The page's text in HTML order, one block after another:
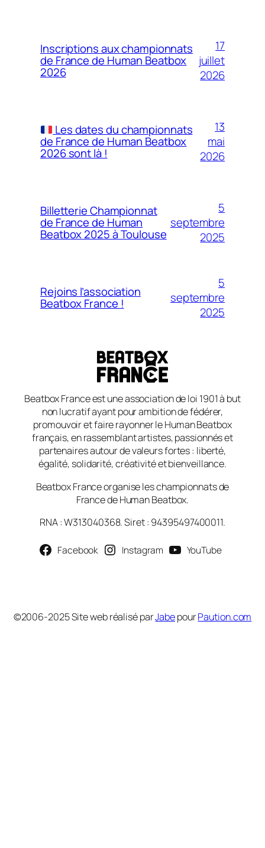
Inscriptions aux championnats
de France de Human Beatbox
2026
17
juillet
2026
Les dates du championnats
de France de Human Beatbox
2026 sont là !
13
mai
2026
Billetterie Championnat
de France de Human
Beatbox 2025 à Toulouse
5
septembre
2025
Rejoins l’association
Beatbox France !
5
septembre
2025
Beatbox France est une association de loi 1901 à but
non lucratif ayant pour ambition de fédérer,
promouvoir et faire rayonner le Human Beatbox
français, en rassemblant artistes, passionnés et
partenaires autour de valeurs fortes : liberté,
égalité, solidarité, créativité et bienveillance.
Beatbox France organise les championnats de
France de Human Beatbox.
RNA : W313040368. Siret : 94395497400011.
Facebook Instagram YouTube
©2006-2025 Site web réalisé parJabepourPaution.com